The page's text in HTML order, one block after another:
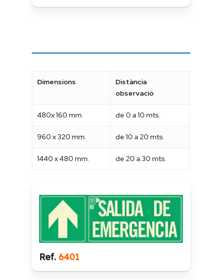
Dimensions
Distància
observació
480x 160 mm. de 0 a 10 mts.
960 x 320 mm. de 10 a 20 mts.
1440 x 480 mm. de 20 a 30 mts.
Ref. 6401